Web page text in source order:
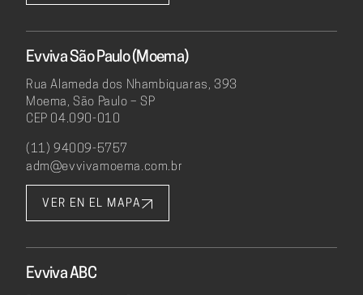
Evviva São Paulo (Moema)
Rua Alameda dos Nhambiquaras, 393
Moema, São Paulo – SP
CEP 04.090-010
(11) 94009-5757
adm@evvivamoema.com.br
VER EN EL MAPA
Evviva ABC